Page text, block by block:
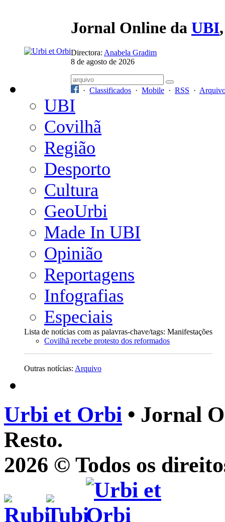
Jornal Online da UBI
Directora: Anabela Gradim
8 de agosto de 2026
· Classificados · Mobile · RSS ·
UBI
Covilhã
Região
Desporto
Cultura
GeoUrbi
Made In UBI
Opinião
Reportagens
Infografias
Especiais
Lista de notícias com as palavras-chave/tags: Manifestações
Covilhã recebe protesto dos reformados
Outras notícias: Arquivo
Urbi et Orbi • Jornal
Resto.
2026 © Todos os